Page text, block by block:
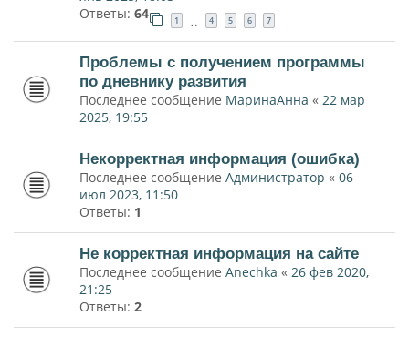
Ответы: 64 1 … 4 5 6 7
Проблемы с получением программы
по дневнику развития
Последнее сообщение МаринаАнна « 22 мар
2025, 19:55
Некорректная информация (ошибка)
Последнее сообщение Администратор « 06
июл 2023, 11:50
Ответы: 1
Не корректная информация на сайте
Последнее сообщение Anechka « 26 фев 2020,
21:25
Ответы: 2